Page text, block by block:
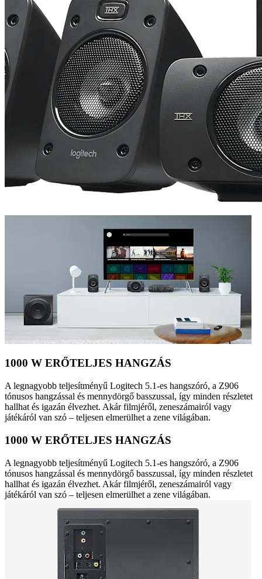
1000 W ERŐTELJES HANGZÁS
A legnagyobb teljesítményű Logitech 5.1-es hangszóró, a Z906
tónusos hangzással és mennydörgő basszussal, így minden részletet
hallhat és igazán élvezhet. Akár filmjéről, zeneszámairól vagy
játékáról van szó – teljesen elmerülhet a zene világában.
1000 W ERŐTELJES HANGZÁS
A legnagyobb teljesítményű Logitech 5.1-es hangszóró, a Z906
tónusos hangzással és mennydörgő basszussal, így minden részletet
hallhat és igazán élvezhet. Akár filmjéről, zeneszámairól vagy
játékáról van szó – teljesen elmerülhet a zene világában.